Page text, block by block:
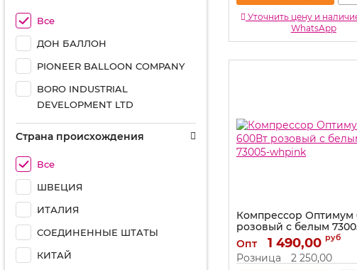
Все
ДОН БАЛЛОН
PIONEER BALLOON COMPANY
BORO INDUSTRIAL
DEVELOPMENT LTD
Страна происхождения
Все
ШВЕЦИЯ
ИТАЛИЯ
СОЕДИНЕННЫЕ ШТАТЫ
КИТАЙ
Уточнить цену и
WhatsApp
Компрессор Оптимум
розовый с белым
whpink
Артикул: 73005-whpink
Опт 1 490,00 руб
Розница 2 250,00